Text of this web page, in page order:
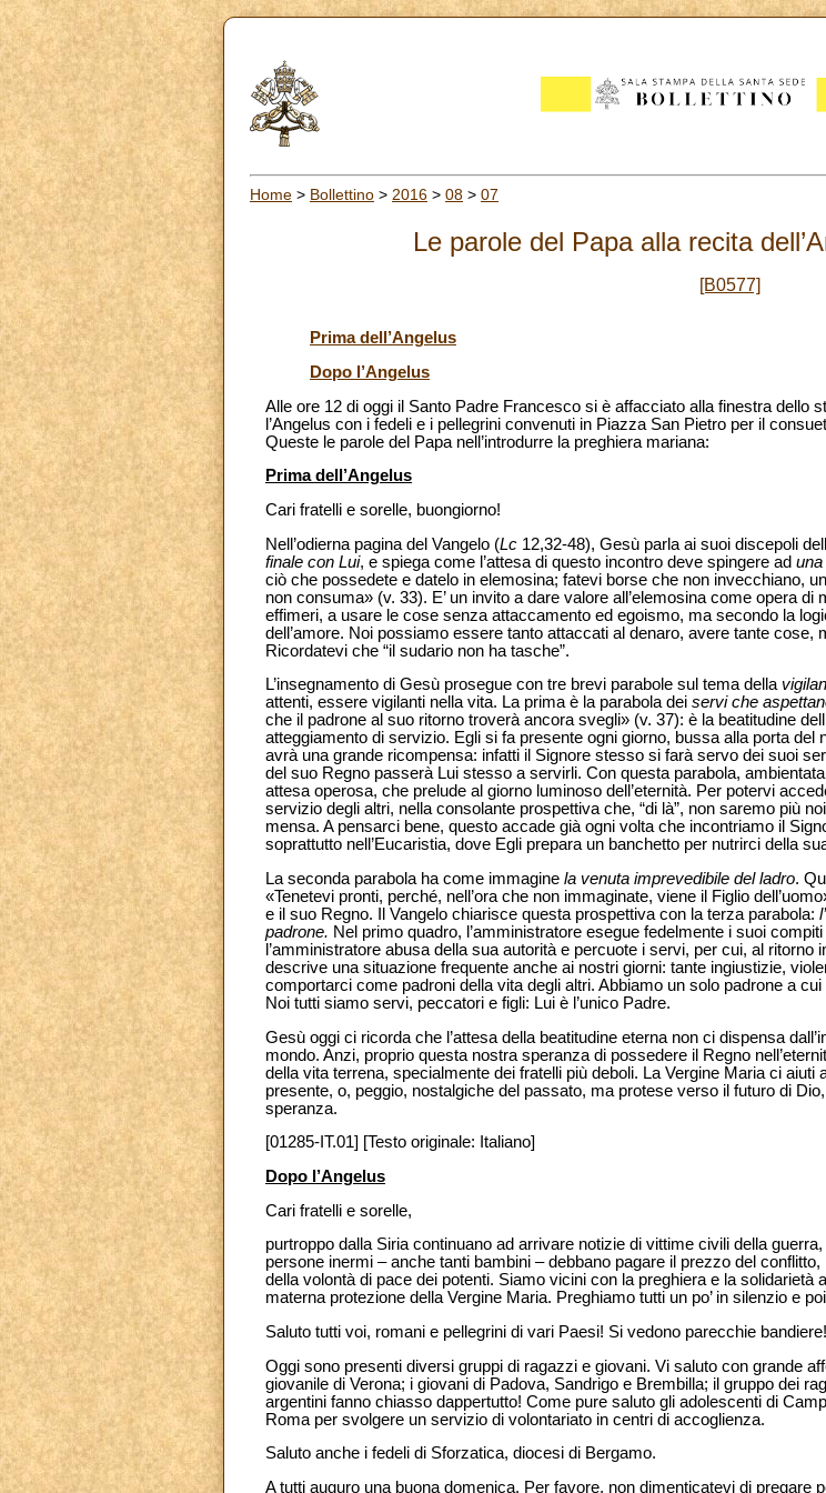
Home > Bollettino > 2016 > 08 > 07
Le parole del Papa alla recita
[B0577]
Prima dell’Angelus
Dopo l’Angelus
Alle ore 12 di oggi il Santo Padre Francesco si è affacciato alla finestra dello
l’Angelus con i fedeli e i pellegrini convenuti in Piazza San Pietro per il
Queste le parole del Papa nell’introdurre la preghiera mariana:
Prima dell’Angelus
Cari fratelli e sorelle, buongiorno!
Nell’odierna pagina del Vangelo (Lc 12,32-48), Gesù parla ai suoi discepoli
finale con Lui, e spiega come l’attesa di questo incontro deve spingere ad
ciò che possedete e datelo in elemosina; fatevi borse che non invecchiano,
non consuma» (v. 33). E’ un invito a dare valore all’elemosina come opera
effimeri, a usare le cose senza attaccamento ed egoismo, ma secondo la
dell’amore. Noi possiamo essere tanto attaccati al denaro, avere tante cose,
Ricordatevi che “il sudario non ha tasche”.
L’insegnamento di Gesù prosegue con tre brevi parabole sul tema della
attenti, essere vigilanti nella vita. La prima è la parabola dei servi che
che il padrone al suo ritorno troverà ancora svegli» (v. 37): è la beatitudine
atteggiamento di servizio. Egli si fa presente ogni giorno, bussa alla porta
avrà una grande ricompensa: infatti il Signore stesso si farà servo dei suoi
del suo Regno passerà Lui stesso a servirli. Con questa parabola,
attesa operosa, che prelude al giorno luminoso dell’eternità. Per potervi
servizio degli altri, nella consolante prospettiva che, “di là”, non saremo più
mensa. A pensarci bene, questo accade già ogni volta che incontriamo il
soprattutto nell’Eucaristia, dove Egli prepara un banchetto per nutrirci della
La seconda parabola ha come immagine la venuta imprevedibile del ladro.
«Tenetevi pronti, perché, nell’ora che non immaginate, viene il Figlio
e il suo Regno. Il Vangelo chiarisce questa prospettiva con la terza parabola:
padrone. Nel primo quadro, l’amministratore esegue fedelmente i suoi
l’amministratore abusa della sua autorità e percuote i servi, per cui, al
descrive una situazione frequente anche ai nostri giorni: tante ingiustizie,
comportarci come padroni della vita degli altri. Abbiamo un solo padrone a cui
Noi tutti siamo servi, peccatori e figli: Lui è l’unico Padre.
Gesù oggi ci ricorda che l’attesa della beatitudine eterna non ci dispensa
mondo. Anzi, proprio questa nostra speranza di possedere il Regno
della vita terrena, specialmente dei fratelli più deboli. La Vergine Maria ci
presente, o, peggio, nostalgiche del passato, ma protese verso il futuro di
speranza.
[01285-IT.01] [Testo originale: Italiano]
Dopo l’Angelus
Cari fratelli e sorelle,
purtroppo dalla Siria continuano ad arrivare notizie di vittime civili della
persone inermi – anche tanti bambini – debbano pagare il prezzo del
della volontà di pace dei potenti. Siamo vicini con la preghiera e la solidarietà
materna protezione della Vergine Maria. Preghiamo tutti un po’ in silenzio e
Saluto tutti voi, romani e pellegrini di vari Paesi! Si vedono parecchie bandiere!
Oggi sono presenti diversi gruppi di ragazzi e giovani. Vi saluto con grande
giovanile di Verona; i giovani di Padova, Sandrigo e Brembilla; il gruppo dei
argentini fanno chiasso dappertutto! Come pure saluto gli adolescenti di
Roma per svolgere un servizio di volontariato in centri di accoglienza.
Saluto anche i fedeli di Sforzatica, diocesi di Bergamo.
A tutti auguro una buona domenica. Per favore, non dimenticatevi di pregare